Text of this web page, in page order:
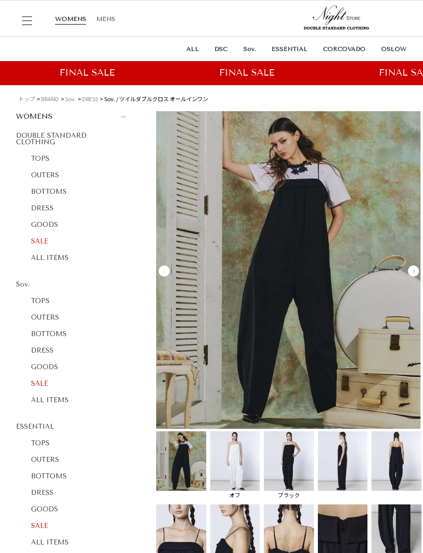
WOMENS MENS
ALL DSC Sov. ESSENTIAL CORCOVADO OSLOW
トップ BRAND Sov. DRESS Sov. / ツイルダブルクロス オールインワン
WOMENS
DOUBLE STANDARD
CLOTHING
TOPS
OUTERS
BOTTOMS
DRESS
GOODS
SALE
ALL ITEMS
Sov.
TOPS
OUTERS
BOTTOMS
DRESS
GOODS
SALE
ALL ITEMS
ESSENTIAL
TOPS
OUTERS
BOTTOMS
DRESS
GOODS
SALE
ALL ITEMS
オフ ブラック